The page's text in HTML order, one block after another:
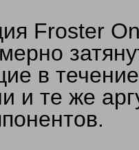
Froster
в
и те же